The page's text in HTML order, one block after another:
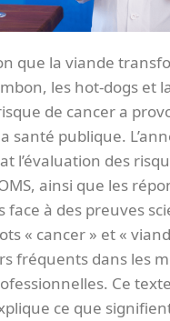
que la viande
les hot-dogs et
de cancer a
santé publique.
l’évaluation des
ainsi que les
face à des preuves
« cancer » et «
fréquents dans les
Ce
ce que